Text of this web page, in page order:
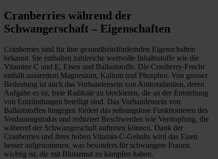
Cranberries während der
Schwangerschaft – Eigenschaften
Cranberries sind für ihre gesundheitsfördernden Eigenschaften
bekannt. Sie enthalten zahlreiche wertvolle Inhaltsstoffe wie die
Vitamine C und E, Eisen und Ballaststoffe. Die Cranberry-Frucht
enthält ausserdem Magnesium, Kalium und Phosphor. Von grosser
Bedeutung ist auch das Vorhandensein von Antioxidantien, deren
Aufgabe es ist, freie Radikale zu blockieren, die an der Entstehung
von Entzündungen beteiligt sind. Das Vorhandensein von
Ballaststoffen hingegen fördert das reibungslose Funktionieren des
Verdauungstrakts und reduziert Beschwerden wie Verstopfung, die
während der Schwangerschaft auftreten können. Dank der
Cranberries und ihres hohen Vitamin-C-Gehalts wird das Eisen
besser aufgenommen, was besonders für schwangere Frauen
wichtig ist, die mit Blutarmut zu kämpfen haben.